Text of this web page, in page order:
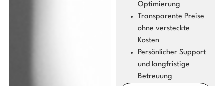
Optimierung
Transparente Preise
ohne versteckte
Kosten
Persönlicher Support
und langfristige
Betreuung